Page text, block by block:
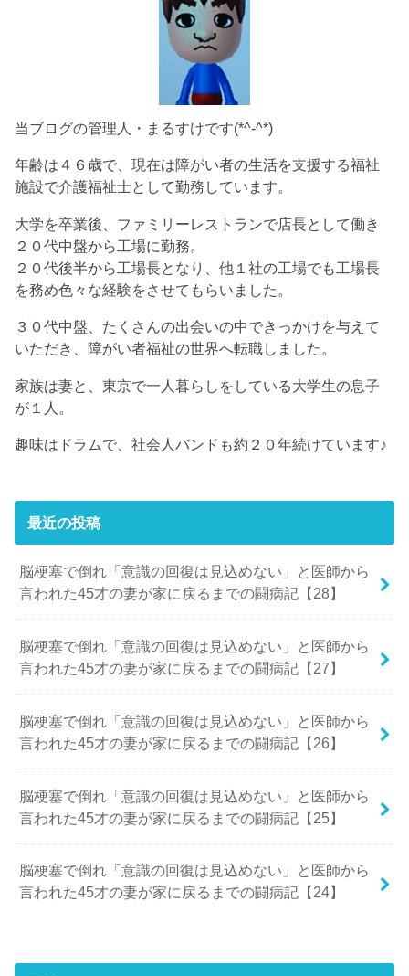
当ブログの管理人・まるすけです(*^-^*)
年齢は４６歳で、現在は障がい者の生活を支援する福祉
施設で介護福祉士として勤務しています。
大学を卒業後、ファミリーレストランで店長として働き
２０代中盤から工場に勤務。
２０代後半から工場長となり、他１社の工場でも工場長
を務め色々な経験をさせてもらいました。
３０代中盤、たくさんの出会いの中できっかけを与えて
いただき、障がい者福祉の世界へ転職しました。
家族は妻と、東京で一人暮らしをしている大学生の息子
が１人。
趣味はドラムで、社会人バンドも約２０年続けています♪
最近の投稿
脳梗塞で倒れ「意識の回復は見込めない」と医師から
言われた45才の妻が家に戻るまでの闘病記【28】
脳梗塞で倒れ「意識の回復は見込めない」と医師から
言われた45才の妻が家に戻るまでの闘病記【27】
脳梗塞で倒れ「意識の回復は見込めない」と医師から
言われた45才の妻が家に戻るまでの闘病記【26】
脳梗塞で倒れ「意識の回復は見込めない」と医師から
言われた45才の妻が家に戻るまでの闘病記【25】
脳梗塞で倒れ「意識の回復は見込めない」と医師から
言われた45才の妻が家に戻るまでの闘病記【24】